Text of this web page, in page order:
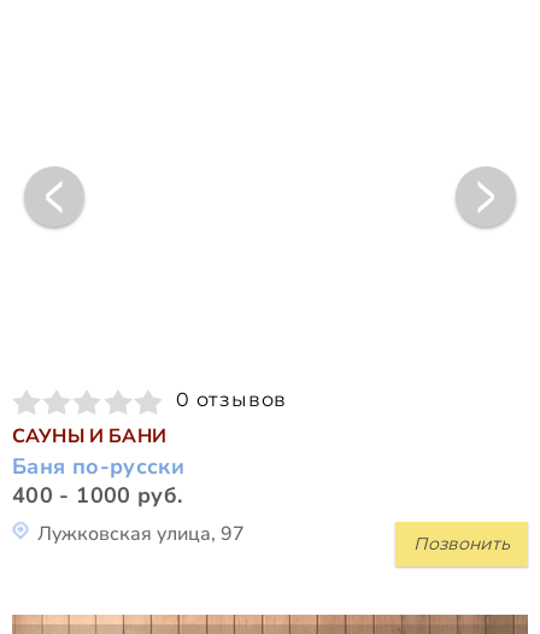
0 отзывов
САУНЫ И БАНИ
Баня по-русски
400 - 1000 руб.
Позвонить
Лужковская улица, 97